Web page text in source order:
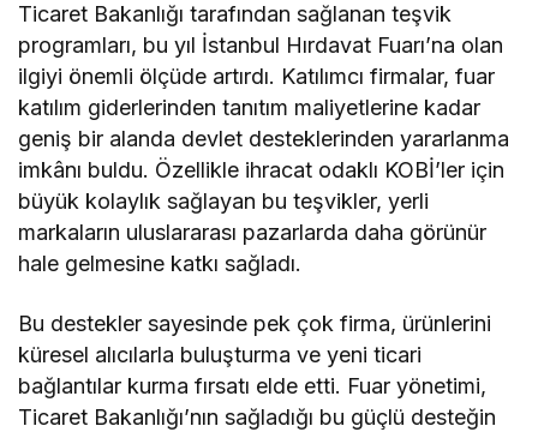
Ticaret Bakanlığı tarafından sağlanan teşvik
programları, bu yıl İstanbul Hırdavat Fuarı’na olan
ilgiyi önemli ölçüde artırdı. Katılımcı firmalar, fuar
katılım giderlerinden tanıtım maliyetlerine kadar
geniş bir alanda devlet desteklerinden yararlanma
imkânı buldu. Özellikle ihracat odaklı KOBİ’ler için
büyük kolaylık sağlayan bu teşvikler, yerli
markaların uluslararası pazarlarda daha görünür
hale gelmesine katkı sağladı.
Bu destekler sayesinde pek çok firma, ürünlerini
küresel alıcılarla buluşturma ve yeni ticari
bağlantılar kurma fırsatı elde etti. Fuar yönetimi,
Ticaret Bakanlığı’nın sağladığı bu güçlü desteğin